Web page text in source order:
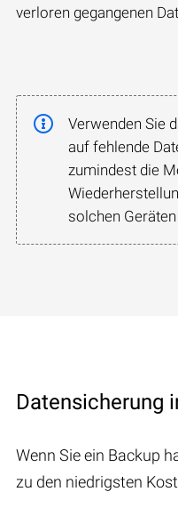
verloren gegangenen
Verwenden Sie
auf fehlende
zumindest die
solchen
Datensicherung
Wenn Sie ein Backup
zu den niedrigsten